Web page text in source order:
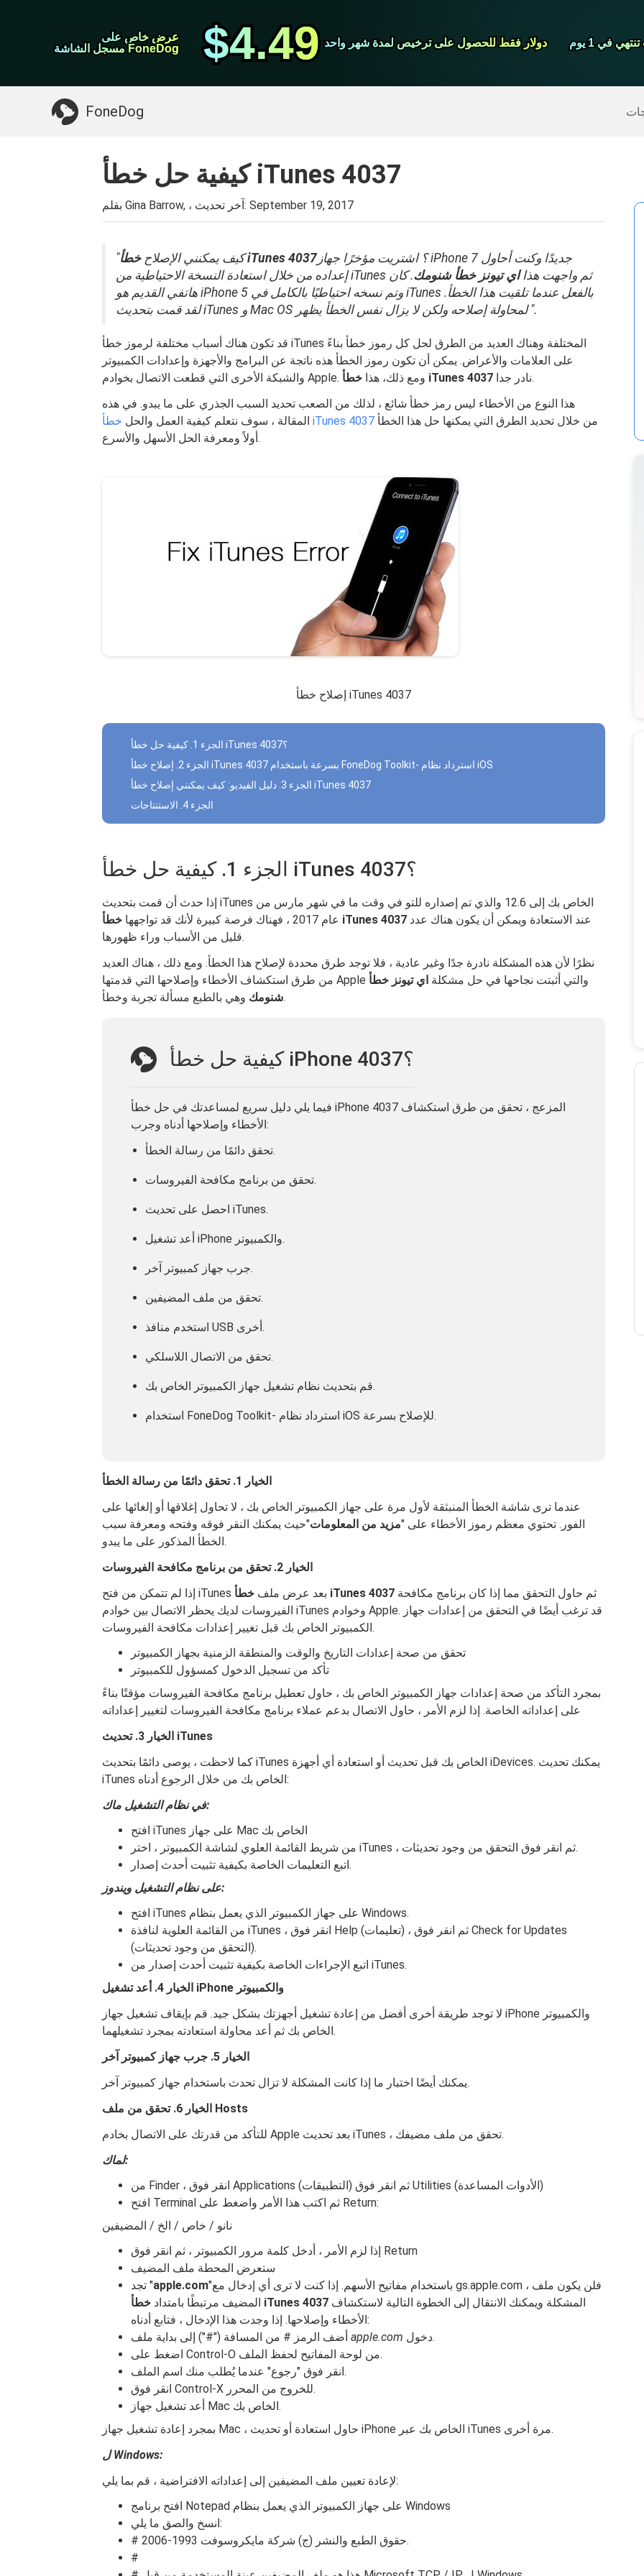
عرض خاص على
عرض خاص على
مسجل الشاشة FoneDog
مسجل الشاشة FoneDog $4.49
$4.49 دولار فقط للحصول على ترخيص لمدة شهر واحد
دولار فقط للحصول على ترخيص لمدة شهر واحد في 1 يوم
في 1 يوم
FoneDog
اي فون منظف
شيء قد تحتاجه:
كيفية حل خطأ iTunes 4037
بقلم Gina Barrow, ، آخر تحديث: September 19, 2017
"كيف يمكنني الإصلاحخطأ iTunes 4037 ؟ اشتريت مؤخرًا جهاز iPhone 7 جديدًا وكنت أحاول
إعداده من خلال استعادة النسخة الاحتياطية من iTunes ثم واجهت هذااي تيونز خطأ شنومك. كان
هاتفي القديم هو iPhone 5 وتم نسخه احتياطيًا بالكامل في iTunes بالفعل عندما تلقيت هذا الخطأ.
لقد قمت بتحديث iTunes و Mac OS لمحاولة إصلاحه ولكن لا يزال نفس الخطأ يظهر ".
قد تكون هناك أسباب مختلفة لرموز خطأ iTunes المختلفة وهناك العديد من الطرق لحل كل رموز خطأ بناءً
على العلامات والأعراض. يمكن أن تكون رموز الخطأ هذه ناتجة عن البرامج والأجهزة وإعدادات الكمبيوتر
والشبكة الأخرى التي قطعت الاتصال بخوادم Apple. ومع ذلك، هذا خطأ iTunes 4037
نادر جدا.
هذا النوع من الأخطاء ليس رمز خطأ شائع ، لذلك من الصعب تحديد السبب الجذري على ما يبدو. في هذه
المقالة ، سوف نتعلم كيفية العمل والحل خطأ iTunes 4037
أولاً ومعرفة الحل الأسهل والأسرع.
إصلاح خطأ iTunes 4037
الجزء 1. كيفية حل خطأ iTunes 4037؟
الجزء 2. إصلاح خطأ iTunes 4037 بسرعة باستخدام FoneDog Toolkit- استرداد نظام iOS
الجزء 3. دليل الفيديو: كيف يمكنني إصلاح خطأ iTunes 4037
الجزء 4. الاستنتاجات
الجزء 1. كيفية حل خطأ iTunes 4037؟
إذا حدث أن قمت بتحديث iTunes الخاص بك إلى 12.6 والذي تم إصداره للتو في وقت ما في شهر مارس من
عام 2017 ، فهناك فرصة كبيرة لأنك قد تواجهها خطأ iTunes 4037
قليل من الأسباب وراء ظهورها.
نظرًا لأن هذه المشكلة نادرة جدًا وغير عادية ، فلا توجد طرق محددة لإصلاح هذا الخطأ. ومع ذلك ، هناك العديد
من طرق استكشاف الأخطاء وإصلاحها التي قدمتها Apple والتي أثبتت نجاحها في حل مشكلة اي تيونز خطأ
شنومكوهي بالطبع مسألة تجربة وخطأ.
كيفية حل خطأ iPhone 4037؟
فيما يلي دليل سريع لمساعدتك في حل خطأ iPhone 4037 المزعج ، تحقق من طرق استكشاف
الأخطاء وإصلاحها أدناه وجرب:
تحقق دائمًا من رسالة الخطأ.
تحقق من برنامج مكافحة الفيروسات.
احصل على تحديث iTunes.
أعد تشغيل iPhone والكمبيوتر.
جرب جهاز كمبيوتر آخر.
تحقق من ملف المضيفين.
استخدم منافذ USB أخرى.
تحقق من الاتصال اللاسلكي.
قم بتحديث نظام تشغيل جهاز الكمبيوتر الخاص بك.
استخدام FoneDog Toolkit- استرداد نظام iOS للإصلاح بسرعة.
الخيار 1. تحقق دائمًا من رسالة الخطأ
عندما ترى شاشة الخطأ المنبثقة لأول مرة على جهاز الكمبيوتر الخاص بك ، لا تحاول إغلاقها أو إلغائها على
الفور. تحتوي معظم رموز الأخطاء على "مزيد من المعلومات"حيث يمكنك النقر فوقه وفتحه ومعرفة سبب
الخطأ المذكور على ما يبدو.
الخيار 2. تحقق من برنامج مكافحة الفيروسات
إذا لم تتمكن من فتح iTunes بعد عرض ملف خطأ iTunes 4037
الفيروسات لديك يحظر الاتصال بين خوادم iTunes وخوادم Apple. قد ترغب أيضًا في التحقق من إعدادات جهاز
الكمبيوتر الخاص بك قبل تغيير إعدادات مكافحة الفيروسات.
تحقق من صحة إعدادات التاريخ والوقت والمنطقة الزمنية بجهاز الكمبيوتر
تأكد من تسجيل الدخول كمسؤول للكمبيوتر
بمجرد التأكد من صحة إعدادات جهاز الكمبيوتر الخاص بك ، حاول تعطيل برنامج مكافحة الفيروسات مؤقتًا بناءً
على إعداداته الخاصة. إذا لزم الأمر ، حاول الاتصال بدعم عملاء برنامج مكافحة الفيروسات لتغيير إعداداته
الخيار 3. تحديث iTunes
كما لاحظت ، يوصى دائمًا بتحديث iTunes الخاص بك قبل تحديث أو استعادة أي أجهزة iDevices. يمكنك تحديث
iTunes الخاص بك من خلال الرجوع أدناه:
في نظام التشغيل ماك:
افتح iTunes على جهاز Mac الخاص بك
من شريط القائمة العلوي لشاشة الكمبيوتر ، اختر iTunes ، ثم انقر فوق التحقق من وجود تحديثات.
اتبع التعليمات الخاصة بكيفية تثبيت أحدث إصدار.
على نظام التشغيل ويندوز:
افتح iTunes على جهاز الكمبيوتر الذي يعمل بنظام Windows.
من القائمة العلوية لنافذة iTunes ، انقر فوق Help (تعليمات) ، ثم انقر فوق Check for Updates
(التحقق من وجود تحديثات).
اتبع الإجراءات الخاصة بكيفية تثبيت أحدث إصدار من iTunes.
الخيار 4. أعد تشغيل iPhone والكمبيوتر
لا توجد طريقة أخرى أفضل من إعادة تشغيل أجهزتك بشكل جيد. قم بإيقاف تشغيل جهاز iPhone والكمبيوتر
الخاص بك ثم أعد محاولة استعادته بمجرد تشغيلهما.
الخيار 5. جرب جهاز كمبيوتر آخر
يمكنك أيضًا اختبار ما إذا كانت المشكلة لا تزال تحدث باستخدام جهاز كمبيوتر آخر.
الخيار 6. تحقق من ملف Hosts
للتأكد من قدرتك على الاتصال بخادم Apple بعد تحديث iTunes ، تحقق من ملف مضيفك.
لماك:
من Finder ، انقر فوق Applications (التطبيقات) ثم انقر فوق Utilities (الأدوات المساعدة)
افتح Terminal ثم اكتب هذا الأمر واضغط على Return:
نانو / خاص / الخ / المضيفين
إذا لزم الأمر ، أدخل كلمة مرور الكمبيوتر ، ثم انقر فوق Return
ستعرض المحطة ملف المضيف
تجد "apple.com"باستخدام مفاتيح الأسهم. إذا كنت لا ترى أي إدخال مع gs.apple.com ، فلن يكون ملف
المضيف مرتبطًا بامتداد خطأ iTunes 4037
الأخطاء وإصلاحها. إذا وجدت هذا الإدخال ، فتابع أدناه:
apple.com
دخول.
اضغط على Control-O من لوحة المفاتيح لحفظ الملف.
انقر فوق "رجوع" عندما يُطلب منك اسم الملف.
انقر فوق Control-X للخروج من المحرر.
أعد تشغيل جهاز Mac الخاص بك.
بمجرد إعادة تشغيل جهاز Mac ، حاول استعادة أو تحديث iPhone الخاص بك عبر iTunes مرة أخرى.
ل Windows:
لإعادة تعيين ملف المضيفين إلى إعداداته الافتراضية ، قم بما يلي:
افتح برنامج Notepad على جهاز الكمبيوتر الذي يعمل بنظام Windows
انسخ والصق ما يلي:
# حقوق الطبع والنشر (ج) شركة مايكروسوفت 1993-2006.
#